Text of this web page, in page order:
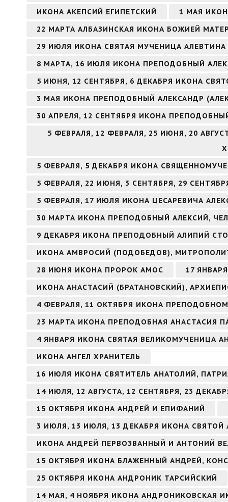
ИКОНА АКЕПСИЙ ЕГИПЕТСКИЙ
1 МАЯ
22 МАРТА АЛБАЗИНСКАЯ ИКОНА БОЖИЕЙ
29 ИЮЛЯ ИКОНА СВЯТАЯ МУЧЕНИЦА
8 МАРТА, 16 ИЮЛЯ ИКОНА ПРЕПОДОБНЫЙ
5 ИЮНЯ, 12 СЕНТЯБРЯ, 6 ДЕКАБРЯ ИКОНА
3 МАЯ ИКОНА ПРЕПОДОБНЫЙ АЛЕКСАНДР
30 АПРЕЛЯ, 12 СЕНТЯБРЯ ИКОНА
5 ФЕВРАЛЯ, 12 ФЕВРАЛЯ, 25 ИЮНЯ, 20
5 ФЕВРАЛЯ, 5 ДЕКАБРЯ ИКОНА
5 ФЕВРАЛЯ, 22 ИЮНЯ, 3 СЕНТЯБРЯ, 29
5 ФЕВРАЛЯ, 17 ИЮЛЯ ИКОНА ЦЕСАРЕВИЧА
30 МАРТА ИКОНА ПРЕПОДОБНЫЙ АЛЕКСИЙ,
9 ДЕКАБРЯ ИКОНА ПРЕПОДОБНЫЙ АЛИПИЙ
ИКОНА АМВРОСИЙ (ПОДОБЕДОВ),
28 ИЮНЯ ИКОНА ПРОРОК АМОС
17
ИКОНА АНАСТАСИЙ (БРАТАНОВСКИЙ),
4 ФЕВРАЛЯ, 11 ОКТЯБРЯ ИКОНА
23 МАРТА ИКОНА ПРЕПОДОБНАЯ АНАСТАСИЯ
4 ЯНВАРЯ ИКОНА СВЯТАЯ ВЕЛИКОМУЧЕНИЦА
ИКОНА АНГЕЛ ХРАНИТЕЛЬ
16 ИЮЛЯ ИКОНА СВЯТИТЕЛЬ АНАТОЛИЙ,
14 ИЮЛЯ, 12 АВГУСТА, 12 СЕНТЯБРЯ, 23
15 ОКТЯБРЯ ИКОНА АНДРЕЙ И ЕПИФАНИЙ
3 ИЮЛЯ, 13 ИЮЛЯ, 13 ДЕКАБРЯ ИКОНА
ИКОНА АНДРЕЙ ПЕРВОЗВАННЫЙ И АНТОНИЙ
15 ОКТЯБРЯ ИКОНА БЛАЖЕННЫЙ АНДРЕЙ,
25 ОКТЯБРЯ ИКОНА АНДРОНИК ТАРСИЙСКИЙ
14 МАЯ, 4 НОЯБРЯ ИКОНА АНДРОНИКОВСКАЯ